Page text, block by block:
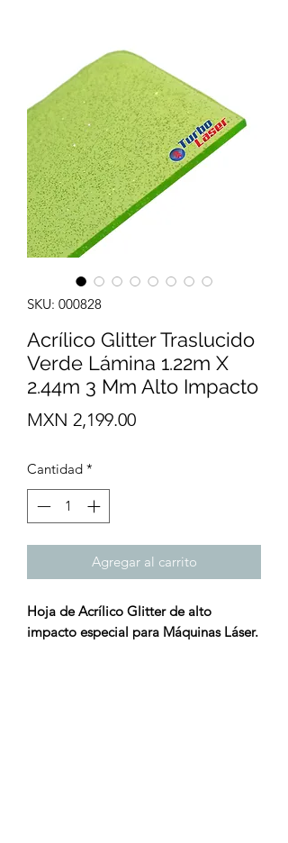
SKU: 000828
Acrílico Glitter Traslucido
Verde Lámina 1.22m X
2.44m 3 Mm Alto Impacto
MXN 2,199.00Precio
Cantidad *
Agregar al carrito
Hoja de Acrílico Glitter de alto
impacto especial para Máquinas Láser.